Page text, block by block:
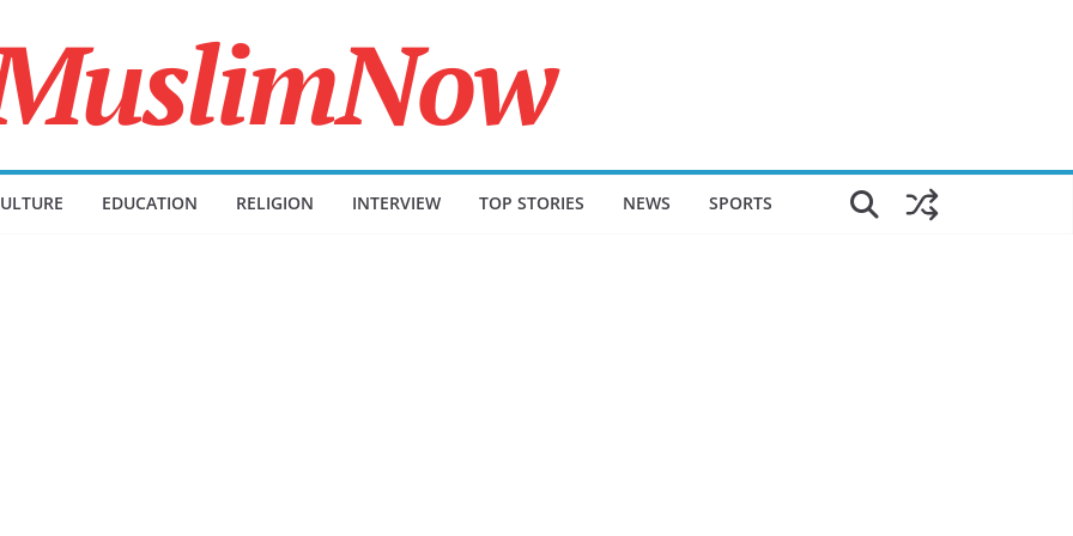
EDUCATION RELIGION INTERVIEW TOP STORIES NEWS SPORTS